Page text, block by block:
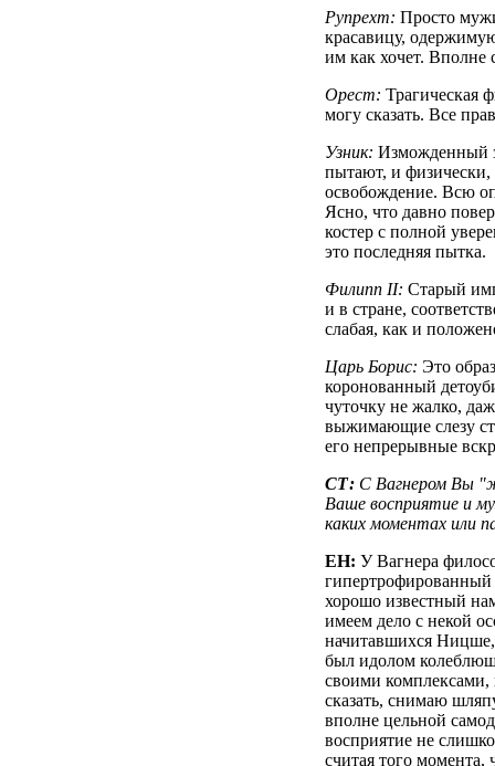
Рупрехт: Просто
красавицу,
им как хочет. Вполне
Орест: Трагическая
могу сказать. Все
Узник: Изможденный
пытают, и
освобождение. Всю
Ясно, что давно
костер с полной
это последняя пытка.
Филипп II: Старый
и в стране,
слабая, как и
Царь Борис: Это
коронованный
чуточку не жалко,
выжимающие слезу
его непрерывные
СТ: С Вагнером Вы
Ваше восприятие и
каких моментах или
ЕН: У Вагнера
хорошо известный
имеем дело с некой
начитавшихся Ницше,
был идолом
своими
сказать, снимаю
вполне цельной
восприятие не
считая того момента,